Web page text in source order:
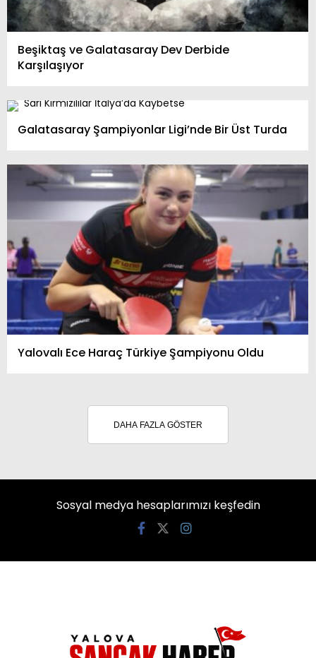
Beşiktaş ve Galatasaray Dev Derbide
Karşılaşıyor
Galatasaray Şampiyonlar Ligi’nde Bir Üst Turda
Yalovalı Ece Haraç Türkiye Şampiyonu Oldu
DAHA FAZLA GÖSTER
Sosyal medya hesaplarımızı keşfedin